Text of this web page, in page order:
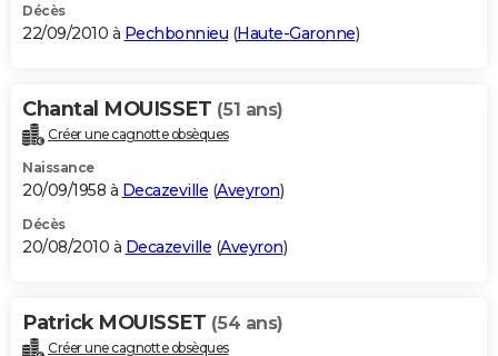
Décès
22/09/2010 à Pechbonnieu (Haute-Garonne)
Chantal MOUISSET (51 ans)
Créer une cagnotte obsèques
Naissance
20/09/1958 à Decazeville (Aveyron)
Décès
20/08/2010 à Decazeville (Aveyron)
Patrick MOUISSET (54 ans)
Créer une cagnotte obsèques